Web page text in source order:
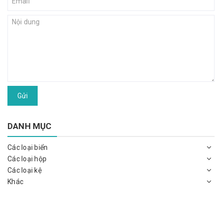
Gửi
DANH MỤC
Các loại biển
Các loại hộp
Các loại kệ
Khác